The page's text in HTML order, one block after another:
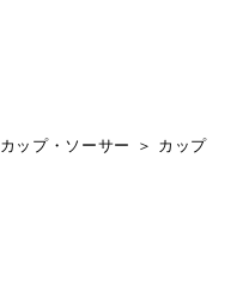
カップ・ソーサー ＞ カップ